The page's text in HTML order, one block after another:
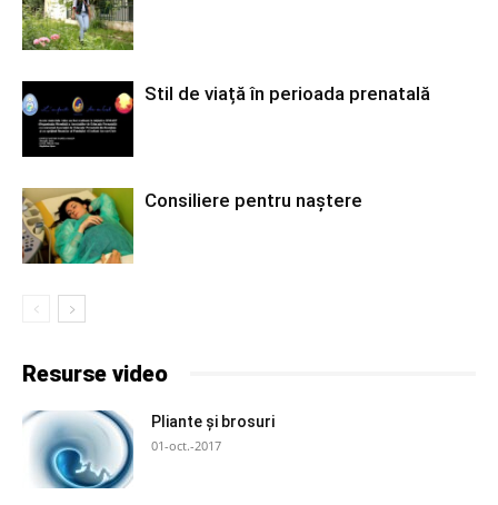
Stil de viață în perioada prenatală
Consiliere pentru naștere
Resurse video
Pliante și brosuri
01-oct.-2017